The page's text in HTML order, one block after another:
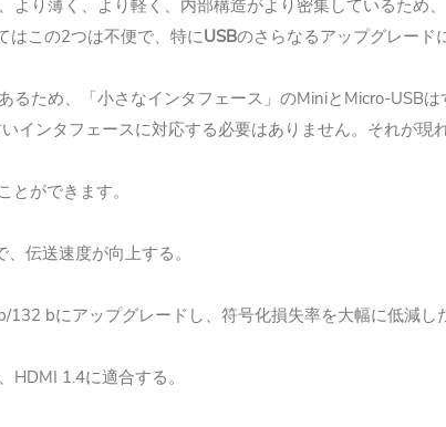
より薄く、より軽く、内部構造がより密集しているため
はこの2つは不便で、特にUSBのさらなるアップグレード
るため、「小さなインタフェース」のMiniと Micro-USBは
インタフェースに対応する必要はありません。それが現
とができます。
、伝送速度が向上する。
132 bにアップグレードし、符号化損失率を大幅に低減し
HDMI 1.4に適合する。